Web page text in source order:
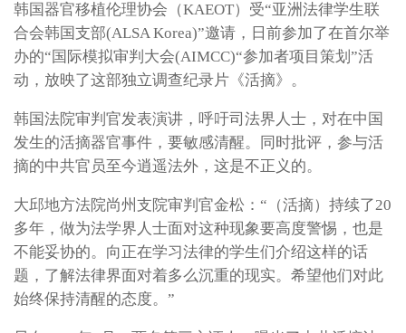
韩国器官移植伦理协会（KAEOT）受“亚洲法律学生联
合会韩国支部(ALSA Korea)”邀请，日前参加了在首尔举
办的“国际模拟审判大会(AIMCC)“参加者项目策划”活
动，放映了这部独立调查纪录片《活摘》。
韩国法院审判官发表演讲，呼吁司法界人士，对在中国
发生的活摘器官事件，要敏感清醒。同时批评，参与活
摘的中共官员至今逍遥法外，这是不正义的。
大邱地方法院尚州支院审判官金松：“（活摘）持续了20
多年，做为法学界人士面对这种现象要高度警惕，也是
不能妥协的。向正在学习法律的学生们介绍这样的话
题，了解法律界面对着多么沉重的现实。希望他们对此
始终保持清醒的态度。”